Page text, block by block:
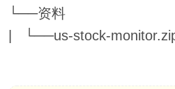
└──资料
| └──us-stock-